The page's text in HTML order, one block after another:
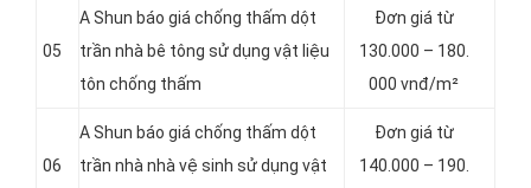
05
A Shun báo giá chống thấm dột
trần nhà bê tông sử dụng vật liệu
tôn chống thấm
Đơn giá từ
130.000 – 180.
000 vnđ/m²
06
A Shun báo giá chống thấm dột
trần nhà nhà vệ sinh sử dụng vật
Đơn giá từ
140.000 – 190.